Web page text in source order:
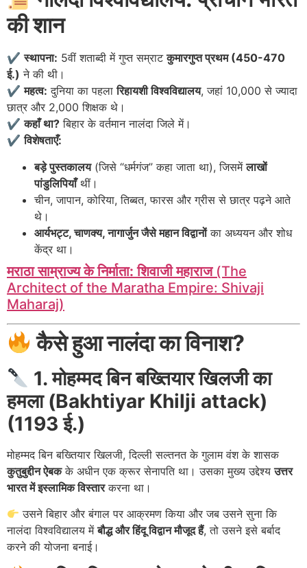
की शान
✔स्थापना: 5वीं शताब्दी में गुप्त सम्राटकुमारगुप्त प्रथम (450-470
ई.) ने की थी।
✔महत्व: दुनिया का पहलारिहायशी विश्वविद्यालय, जहां 10,000 से ज्यादा
छात्र और 2,000 शिक्षक थे।
✔कहाँ था? बिहार के वर्तमान नालंदा जिले में।
✔विशेषताएँ:
बड़े पुस्तकालय(जिसे “धर्मगंज” कहा जाता था), जिसमेंलाखों
पांडुलिपियाँथीं।
चीन, जापान, कोरिया, तिब्बत, फारस और ग्रीस से छात्र पढ़ने आते
थे।
आर्यभट्ट, चाणक्य, नागार्जुन जैसे महान विद्वानोंका अध्ययन और शोध
केंद्र था।
मराठा साम्राज्य के निर्माता: शिवाजी महाराज(The
Architect of the Maratha Empire: Shivaji
Maharaj)
कैसे हुआ नालंदा का विनाश?
1. मोहम्मद बिन बख्तियार खिलजी का
हमला (Bakhtiyar Khilji attack)
(1193 ई.)
मोहम्मद बिन बख्तियार खिलजी, दिल्ली सल्तनत के गुलाम वंश के शासक
कुतुबुद्दीन ऐबकके अधीन एक क्रूर सेनापति था। उसका मुख्य उद्देश्यउत्तर
भारत में इस्लामिक विस्तारकरना था।
उसने बिहार और बंगाल पर आक्रमण किया और जब उसने सुना कि
नालंदा विश्वविद्यालय मेंबौद्ध और हिंदू विद्वान मौजूद हैं, तो उसने इसे बर्बाद
करने की योजना बनाई।